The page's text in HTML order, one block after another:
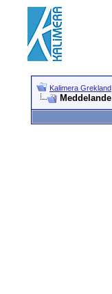
Kalimera Grekland
Meddelande